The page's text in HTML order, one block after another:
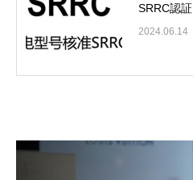
SRRC認証
2024.06.14